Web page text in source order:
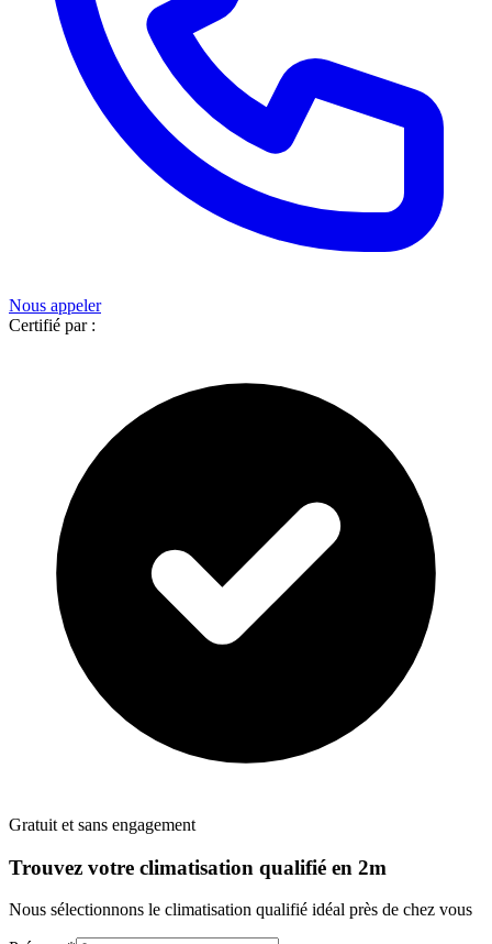
Nous appeler
Certifié par :
Gratuit et sans engagement
Trouvez votre climatisation qualifié en 2m
Nous sélectionnons le climatisation qualifié idéal près de chez vous